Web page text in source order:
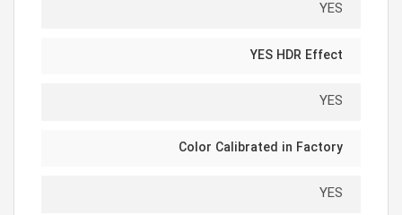
YES
YES HDR Effect
YES
Color Calibrated in Factory
YES